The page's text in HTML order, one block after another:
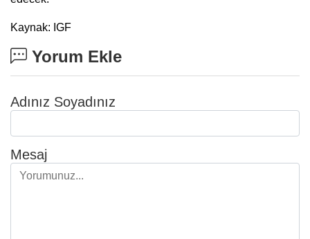
Kaynak: IGF
Yorum Ekle
Adınız Soyadınız
Mesaj